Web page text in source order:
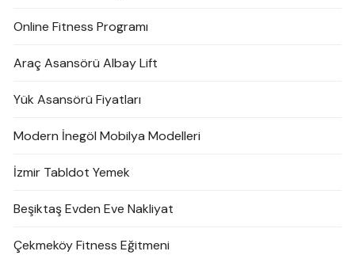
Online Fitness Programı
Araç Asansörü Albay Lift
Yük Asansörü Fiyatları
Modern İnegöl Mobilya Modelleri
İzmir Tabldot Yemek
Beşiktaş Evden Eve Nakliyat
Çekmeköy Fitness Eğitmeni